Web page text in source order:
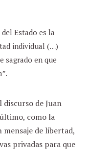
Estado es la
individual (…)
sagrado en que
discurso de Juan
como la
de libertad,
privadas para que